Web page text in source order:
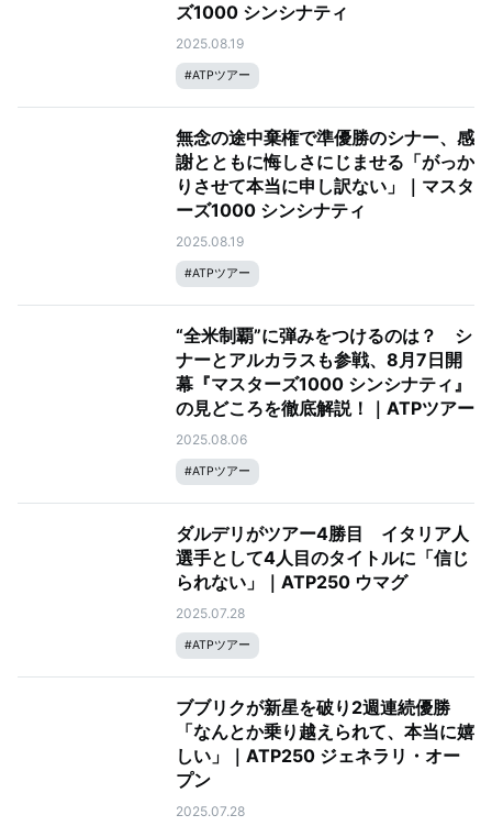
ズ1000 シンシナティ
2025.08.19
#ATPツアー
無念の途中棄権で準優勝のシナー、感
謝とともに悔しさにじませる「がっか
りさせて本当に申し訳ない」｜マスタ
ーズ1000 シンシナティ
2025.08.19
#ATPツアー
“全米制覇”に弾みをつけるのは？ シ
ナーとアルカラスも参戦、8月7日開
幕『マスターズ1000 シンシナティ』
の見どころを徹底解説！｜ATPツアー
2025.08.06
#ATPツアー
ダルデリがツアー4勝目 イタリア人
選手として4人目のタイトルに「信じ
られない」｜ATP250 ウマグ
2025.07.28
#ATPツアー
ブブリクが新星を破り2週連続優勝
「なんとか乗り越えられて、本当に嬉
しい」｜ATP250 ジェネラリ・オー
プン
2025.07.28